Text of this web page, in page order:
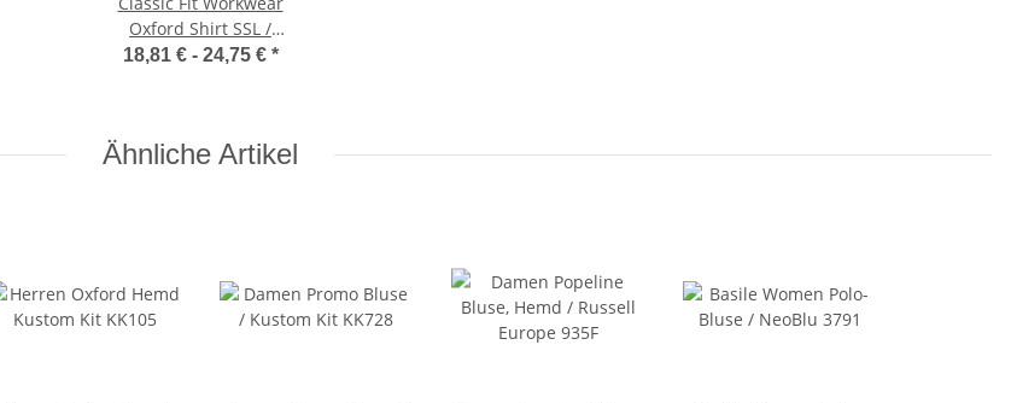
Oxford Shirt SSL /
Kustom Kit KK350
18,81 € - 24,75 € *
Ähnliche Artikel